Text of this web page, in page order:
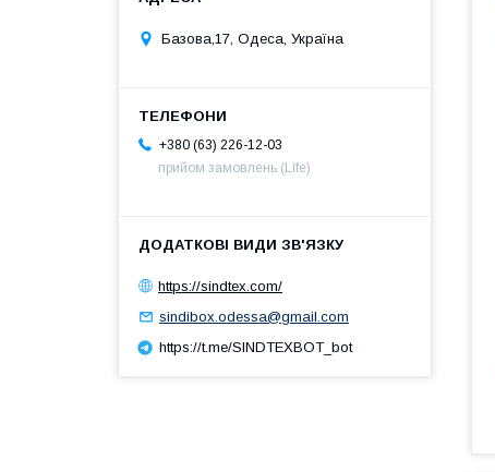
Базова,17, Одеса, Україна
+380 (63) 226-12-03
прийом замовлень (Life)
https://sindtex.com/
sindibox.odessa@gmail.com
https://t.me/SINDTEXBOT_bot